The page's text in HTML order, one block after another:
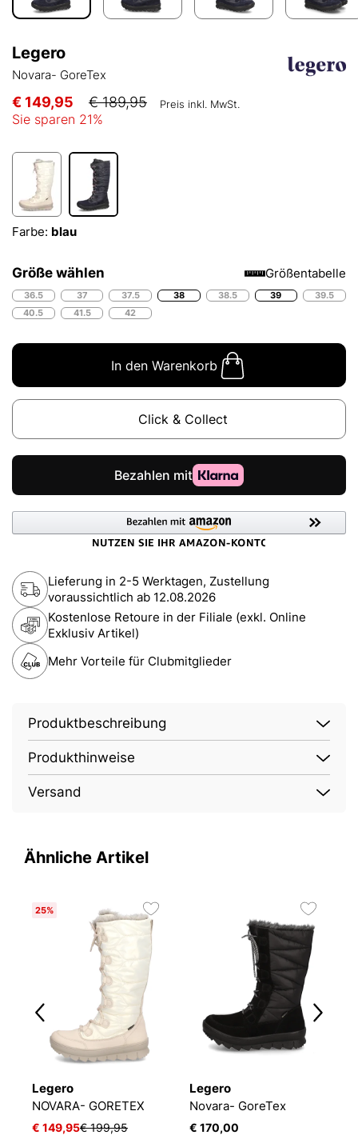
Legero
Novara- GoreTex
€ 149,95 € 189,95 Preis inkl. MwSt.
Sie sparen 21%
Farbe: blau
Größe wählen Größentabelle
36.5 37 37.5 38 38.5 39
39.5
40.5
41.5 42
In den Warenkorb
Click & Collect
Lieferung in 2-5 Werktagen, Zustellung
voraussichtlich ab 12.08.2026
Kostenlose Retoure in der Filiale (exkl. Online
Exklusiv Artikel)
Mehr Vorteile für Clubmitglieder
Produktbeschreibung
Produkthinweise
Versand
Ähnliche Artikel
25%
Legero
NOVARA- GORETEX
€ 149,95€ 199,95
Legero
Novara- GoreTex
€ 170,00